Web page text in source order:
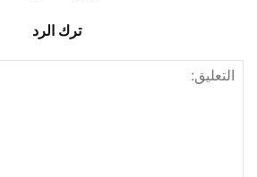
ترك الرد